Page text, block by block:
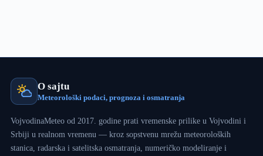
O sajtu
Meteorološki podaci, prognoza i osmatranja
VojvodinaMeteo od 2017. godine prati vremenske prilike u Vojvodini i
Srbiji u realnom vremenu — kroz sopstvenu mrežu meteoroloških
stanica, radarska i satelitska osmatranja, numeričko modeliranje i